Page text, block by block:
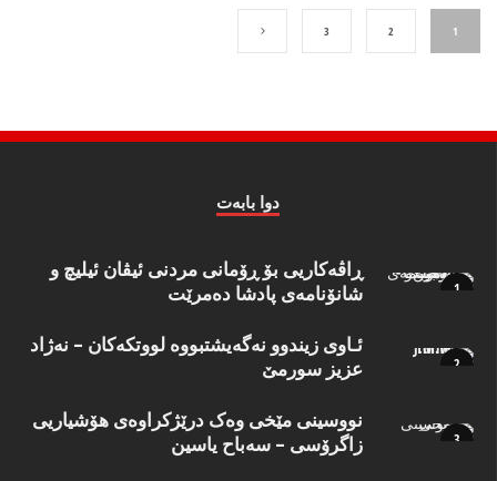
1
2
3
دوا بابه‌ت
ڕاڤەکاریی بۆ ڕۆمانی مردنی ئیڤان ئیلیچ و
شانۆنامەی پادشا دەمرێت
ئـاوی زیندوو نه‌گه‌یشتبووه‌ لووتكه‌كان – نه‌ژاد
عزیز سورمێ
نووسینی مێخی وەک درێژکراوەی هۆشیاریی
زاگرۆسی – سەباح یاسین